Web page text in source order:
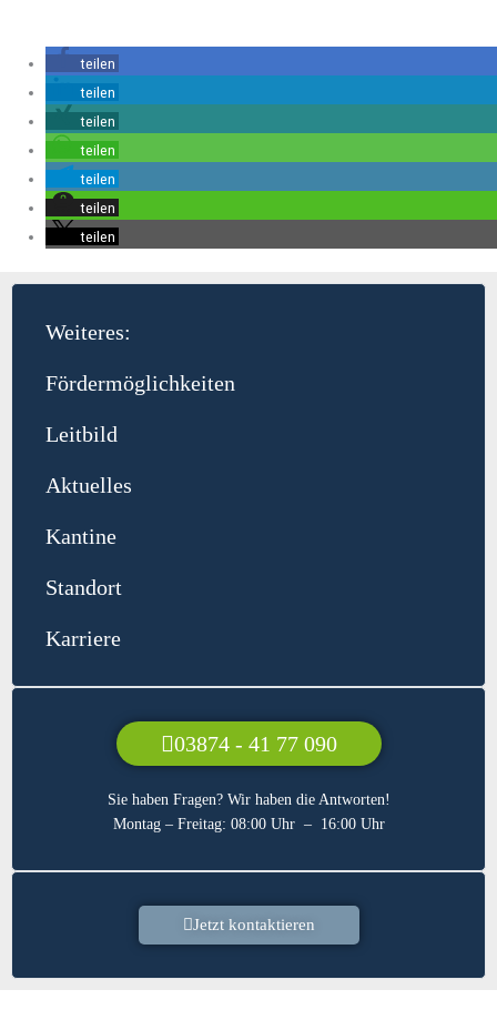
teilen
teilen
teilen
teilen
teilen
teilen
teilen
Weiteres:
Fördermöglichkeiten
Leitbild
Aktuelles
Kantine
Standort
Karriere
03874 - 41 77 090
Sie haben Fragen? Wir haben die Antworten!
Montag – Freitag: 08:00 Uhr – 16:00 Uhr
Jetzt kontaktieren